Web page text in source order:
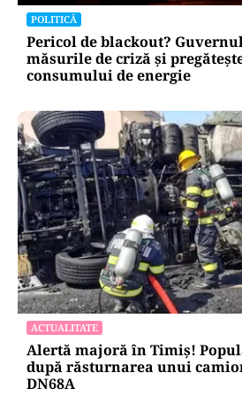
POLITICĂ
Pericol de blackout?
măsurile de criză și
consumului de energie
ACTUALITATE
Alertă majoră în Timiș!
după răsturnarea unui
DN68A